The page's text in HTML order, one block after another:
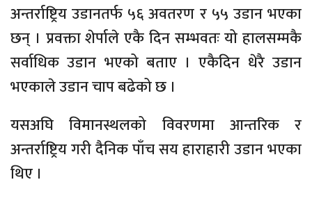
अन्तर्राष्ट्रिय उडानतर्फ ५६ अवतरण र ५५ उडान भएका
छन् । प्रवक्ता शेर्पाले एकै दिन सम्भवतः यो हालसम्मकै
सर्वाधिक उडान भएको बताए । एकैदिन धेरै उडान
भएकाले उडान चाप बढेको छ ।
यसअघि विमानस्थलको विवरणमा आन्तरिक र
अन्तर्राष्ट्रिय गरी दैनिक पाँच सय हाराहारी उडान भएका
थिए ।